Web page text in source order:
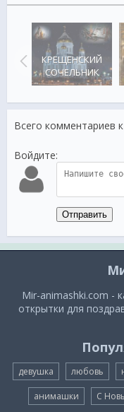
КРЕЩЕНСКИЙ
СОЧЕЛЬНИК
Всего комментариев
Войдите:
Отправить
Mir-animashki.com -
открытки для
девушка любовь
анимашки С